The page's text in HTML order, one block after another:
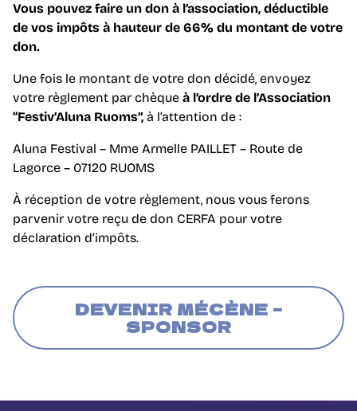
Vous pouvez faire un don à l’association, déductible
de vos impôts à hauteur de 66% du montant de votre
don.
Une fois le montant de votre don décidé, envoyez
votre règlement par chèque à l’ordre de l’Association
“Festiv’Aluna Ruoms”, à l’attention de :
Aluna Festival – Mme Armelle PAILLET – Route de
Lagorce – 07120 RUOMS
À réception de votre règlement, nous vous ferons
parvenir votre reçu de don CERFA pour votre
déclaration d’impôts.
DEVENIR MÉCÈNE –
SPONSOR